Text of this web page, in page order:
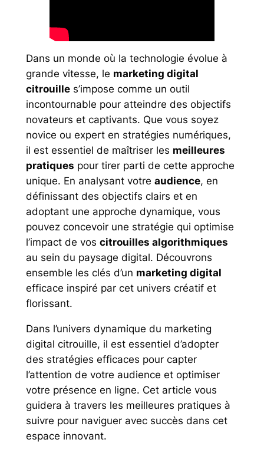
Dans un monde où la technologie évolue à
grande vitesse, le marketing digital
citrouilles’impose comme un outil
incontournable pour atteindre des objectifs
novateurs et captivants. Que vous soyez
novice ou expert en stratégies numériques,
il est essentiel de maîtriser les meilleures
pratiques pour tirer parti de cette approche
unique. En analysant votre audience, en
définissant des objectifs clairs et en
adoptant une approche dynamique, vous
pouvez concevoir une stratégie qui optimise
l’impact de vos citrouilles algorithmiques
au sein du paysage digital. Découvrons
ensemble les clés d’un marketing digital
efficace inspiré par cet univers créatif et
florissant.
Dans l’univers dynamique du marketing
digital citrouille, il est essentiel d’adopter
des stratégies efficaces pour capter
l’attention de votre audience et optimiser
votre présence en ligne. Cet article vous
guidera à travers les meilleures pratiques à
suivre pour naviguer avec succès dans cet
espace innovant.